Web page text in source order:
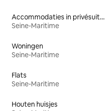
Accommodaties in privésuites
Seine-Maritime
Woningen
Seine-Maritime
Flats
Seine-Maritime
Houten huisjes